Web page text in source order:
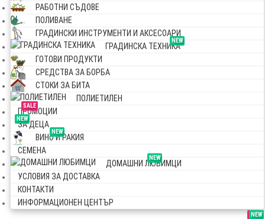
РАБОТНИ СЪДОВЕ
ПОЛИВАНЕ
ГРАДИНСКИ ИНСТРУМЕНТИ И АКСЕСОАРИ
NEW
ГРАДИНСКА ТЕХНИКА
ГОТОВИ ПРОДУКТИ
СРЕДСТВА ЗА БОРБА
СТОКИ ЗА БИТА
ПОЛИЕТИЛЕН
SALE
ПРОМОЦИИ
NEW
ЗА ДЕЦА
NEW
ВИНО И РАКИЯ
СЕМЕНА
NEW
ДОМАШНИ ЛЮБИМЦИ
УСЛОВИЯ ЗА ДОСТАВКА
КОНТАКТИ
ИНФОРМАЦИОНЕН ЦЕНТЪР
SALE
NEW